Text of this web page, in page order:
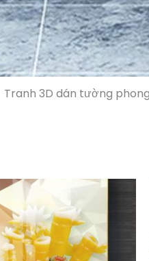
Tranh 3D dán tường